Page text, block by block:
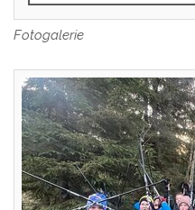
Fotogalerie